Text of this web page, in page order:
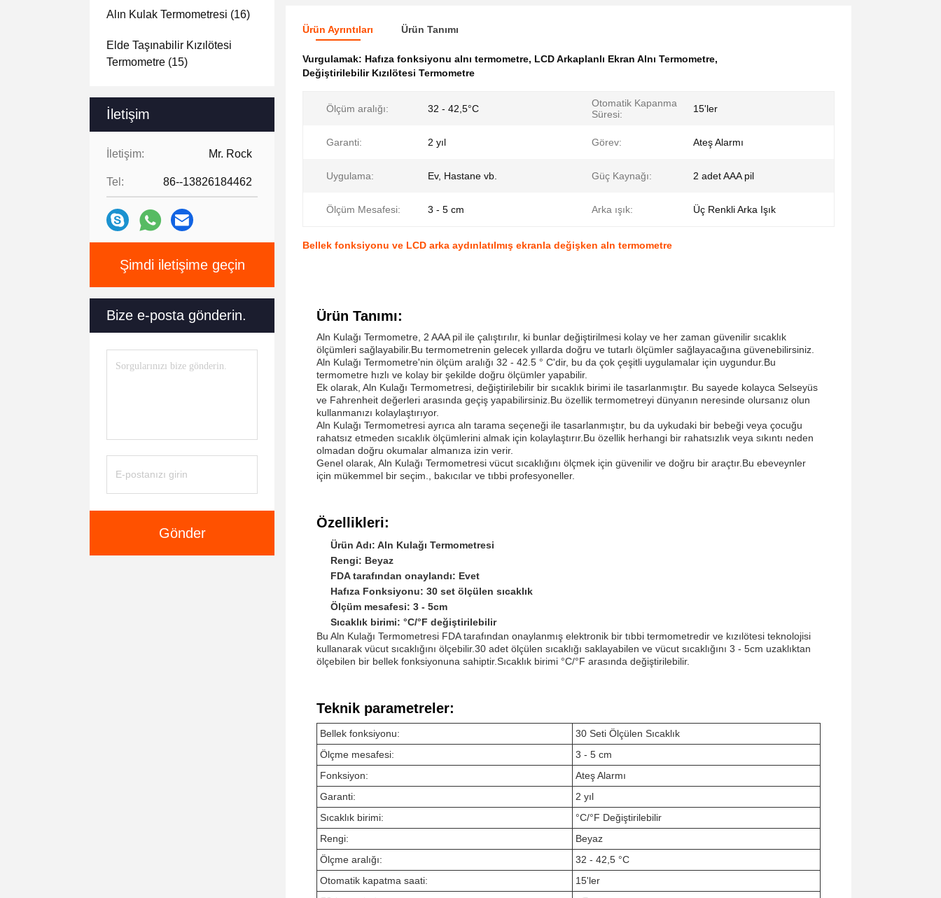
Alın Kulak Termometresi (16)
Elde Taşınabilir Kızılötesi
Termometre (15)
İletişim
İletişim: Mr. Rock
Tel: 86--13826184462
Şimdi iletişime geçin
Bize e-posta gönderin.
Gönder
Ürün Ayrıntıları Ürün Tanımı
Vurgulamak: Hafıza fonksiyonu alnı termometre, LCD Arkaplanlı Ekran Alnı Termometre,
Değiştirilebilir Kızılötesi Termometre
Ölçüm aralığı: 32 - 42,5°C
Otomatik Kapanma
Süresi:
15'ler
Garanti: 2 yıl Görev: Ateş Alarmı
Uygulama: Ev, Hastane vb. Güç Kaynağı: 2 adet AAA pil
Ölçüm Mesafesi: 3 - 5 cm Arka ışık: Üç Renkli Arka Işık
Bellek fonksiyonu ve LCD arka aydınlatılmış ekranla değişken aln termometre
Ürün Tanımı:
Aln Kulağı Termometre, 2 AAA pil ile çalıştırılır, ki bunlar değiştirilmesi kolay ve her zaman güvenilir sıcaklık
ölçümleri sağlayabilir.Bu termometrenin gelecek yıllarda doğru ve tutarlı ölçümler sağlayacağına güvenebilirsiniz.
Aln Kulağı Termometre'nin ölçüm aralığı 32 - 42.5 ° C'dir, bu da çok çeşitli uygulamalar için uygundur.Bu
termometre hızlı ve kolay bir şekilde doğru ölçümler yapabilir.
Ek olarak, Aln Kulağı Termometresi, değiştirilebilir bir sıcaklık birimi ile tasarlanmıştır. Bu sayede kolayca Selseyüs
ve Fahrenheit değerleri arasında geçiş yapabilirsiniz.Bu özellik termometreyi dünyanın neresinde olursanız olun
kullanmanızı kolaylaştırıyor.
Aln Kulağı Termometresi ayrıca aln tarama seçeneği ile tasarlanmıştır, bu da uykudaki bir bebeği veya çocuğu
rahatsız etmeden sıcaklık ölçümlerini almak için kolaylaştırır.Bu özellik herhangi bir rahatsızlık veya sıkıntı neden
olmadan doğru okumalar almanıza izin verir.
Genel olarak, Aln Kulağı Termometresi vücut sıcaklığını ölçmek için güvenilir ve doğru bir araçtır.Bu ebeveynler
için mükemmel bir seçim., bakıcılar ve tıbbi profesyoneller.
Özellikleri:
Ürün Adı: Aln Kulağı Termometresi
Rengi: Beyaz
FDA tarafından onaylandı: Evet
Hafıza Fonksiyonu: 30 set ölçülen sıcaklık
Ölçüm mesafesi: 3 - 5cm
Sıcaklık birimi: °C/°F değiştirilebilir
Bu Aln Kulağı Termometresi FDA tarafından onaylanmış elektronik bir tıbbi termometredir ve kızılötesi teknolojisi
kullanarak vücut sıcaklığını ölçebilir.30 adet ölçülen sıcaklığı saklayabilen ve vücut sıcaklığını 3 - 5cm uzaklıktan
ölçebilen bir bellek fonksiyonuna sahiptir.Sıcaklık birimi °C/°F arasında değiştirilebilir.
Teknik parametreler:
Bellek fonksiyonu:
30 Seti Ölçülen Sıcaklık
Ölçme mesafesi:
3 - 5 cm
Fonksiyon:
Ateş Alarmı
Garanti:
2 yıl
Sıcaklık birimi:
°C/°F Değiştirilebilir
Rengi:
Beyaz
Ölçme aralığı:
32 - 42,5 °C
Otomatik kapatma saati:
15'ler